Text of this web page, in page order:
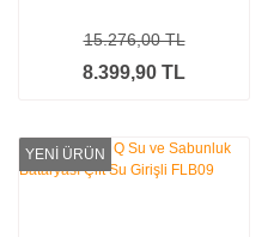
8.399,90 TL
15.276,00 TL
YENİ ÜRÜN